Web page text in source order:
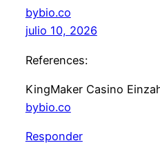
bybio.co
julio 10, 2026
References:
KingMaker Casino
bybio.co
Responder